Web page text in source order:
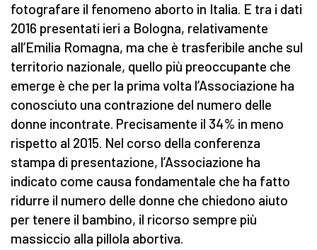
fotografare il fenomeno aborto in Italia. E tra i dati
2016 presentati ieri a Bologna, relativamente
all’Emilia Romagna, ma che è trasferibile anche sul
territorio nazionale, quello più preoccupante che
emerge è che per la prima volta l’Associazione ha
conosciuto una contrazione del numero delle
donne incontrate. Precisamente il 34% in meno
rispetto al 2015. Nel corso della conferenza
stampa di presentazione, l’Associazione ha
indicato come causa fondamentale che ha fatto
ridurre il numero delle donne che chiedono aiuto
per tenere il bambino, il ricorso sempre più
massiccio alla pillola abortiva.